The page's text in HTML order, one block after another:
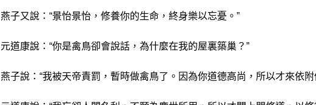
燕子又說：“景怡景怡，修養你的生命，終身樂以忘憂。”
元道康說：“你是禽鳥卻會說話，為什麼在我的屋裏築巢？”
燕子說：“我被天帝責罰，暫時做禽鳥了。因為你道德高尚，所以才來依附